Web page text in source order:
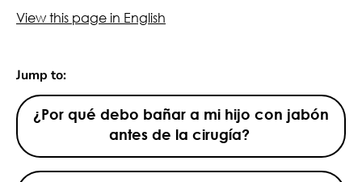
View this page in English
Jump to:
¿Por qué debo bañar a mi hijo con jabón
antes de la cirugía?